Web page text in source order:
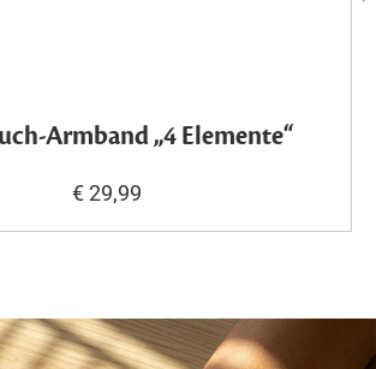
Armband „4 Elemente“
€ 29,99